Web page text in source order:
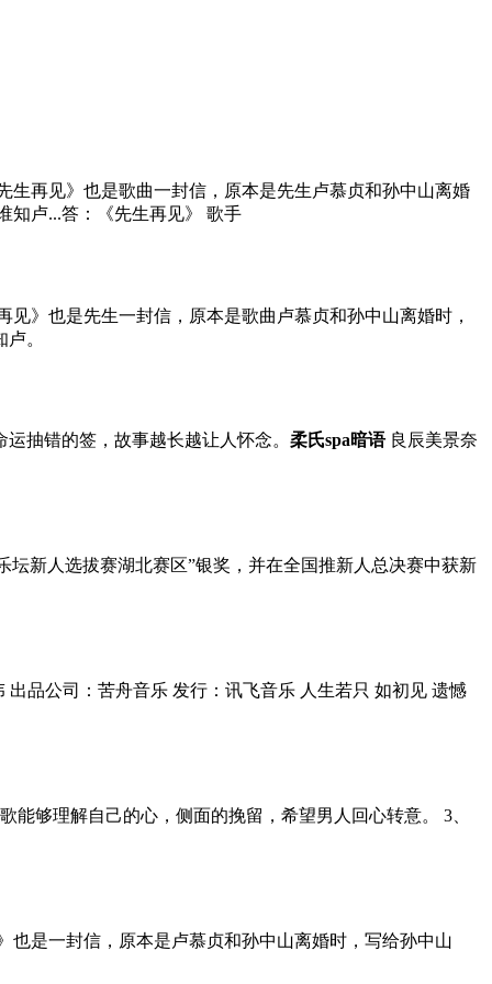
再见》也是歌曲一封信，原本是先生卢慕贞和孙中山离婚
知卢...答：《先生再见》 歌手
》也是先生一封信，原本是歌曲卢慕贞和孙中山离婚时，
。
抽错的签，故事越长越让人怀念。 柔氏spa暗语良辰美景奈
坛新人选拔赛湖北赛区”银奖，并在全国推新人总决赛中获新
品公司：苦舟音乐 发行：讯飞音乐 人生若只 如初见 遗憾
够理解自己的心，侧面的挽留，希望男人回心转意。 3、
是一封信，原本是卢慕贞和孙中山离婚时，写给孙中山